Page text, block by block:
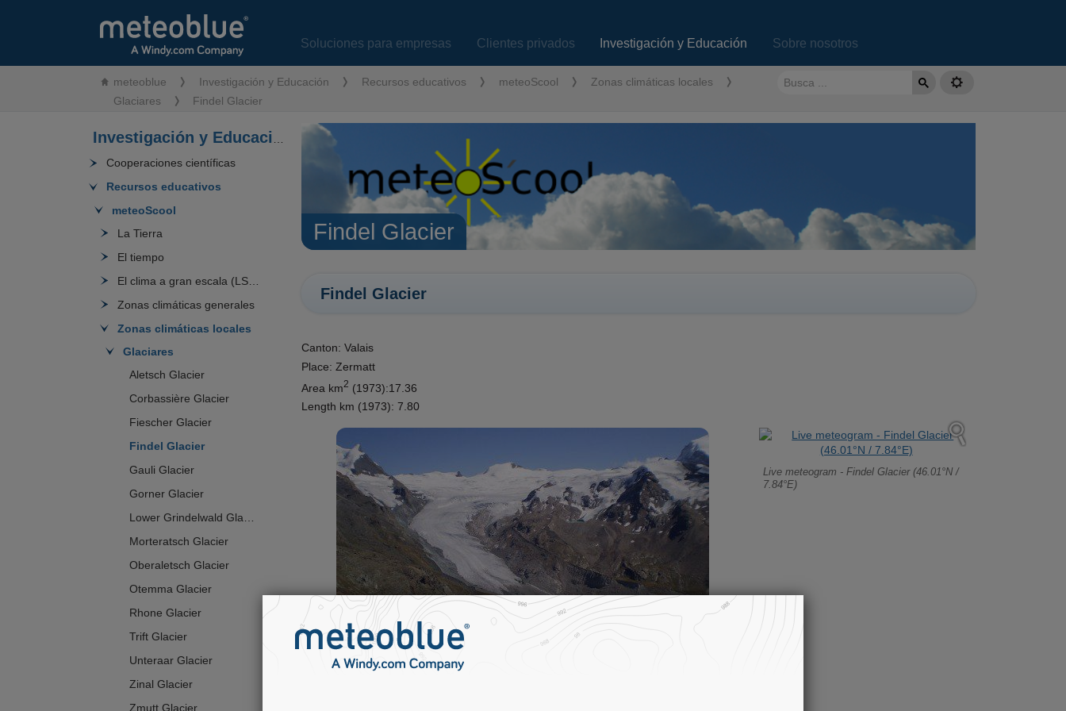
Soluciones para empresas Clientes privados Investigación y Educación Sobre nosotros
meteoblue Investigación y Educación Recursos educativos meteoScool
Zonas climáticas locales
Glaciares
Findel Glacier
Investigación y Educación
Cooperaciones científicas
Recursos educativos
meteoScool
La Tierra
El tiempo
El clima a gran escala (LSW)
Zonas climáticas generales
Zonas climáticas locales
Glaciares
Aletsch Glacier
Corbassière Glacier
Fiescher Glacier
Findel Glacier
Gauli Glacier
Gorner Glacier
Lower Grindelwald Glacier
Morteratsch Glacier
Oberaletsch Glacier
Otemma Glacier
Rhone Glacier
Trift Glacier
Unteraar Glacier
Zinal Glacier
Zmutt Glacier
Findel Glacier
Findel Glacier
Canton: Valais
Place: Zermatt
Area km2 (1973):17.36
Length km (1973): 7.80
Live meteogram - Findel Glacier (46.01°N /
7.84°E)